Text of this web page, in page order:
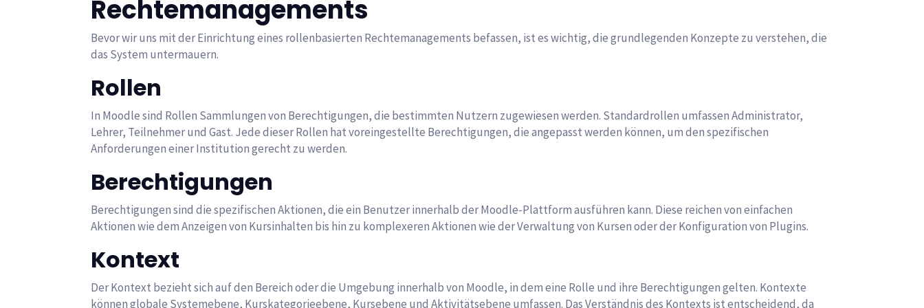
Rechtemanagements
Bevor wir uns mit der Einrichtung eines rollenbasierten Rechtemanagements befassen, ist es wichtig, die grundlegenden Konzepte zu verstehen, die
das System untermauern.
Rollen
In Moodle sind Rollen Sammlungen von Berechtigungen, die bestimmten Nutzern zugewiesen werden. Standardrollen umfassen Administrator,
Lehrer, Teilnehmer und Gast. Jede dieser Rollen hat voreingestellte Berechtigungen, die angepasst werden können, um den spezifischen
Anforderungen einer Institution gerecht zu werden.
Berechtigungen
Berechtigungen sind die spezifischen Aktionen, die ein Benutzer innerhalb der Moodle-Plattform ausführen kann. Diese reichen von einfachen
Aktionen wie dem Anzeigen von Kursinhalten bis hin zu komplexeren Aktionen wie der Verwaltung von Kursen oder der Konfiguration von Plugins.
Kontext
Der Kontext bezieht sich auf den Bereich oder die Umgebung innerhalb von Moodle, in dem eine Rolle und ihre Berechtigungen gelten. Kontexte
können globale Systemebene, Kurskategorieebene, Kursebene und Aktivitätsebene umfassen. Das Verständnis des Kontexts ist entscheidend, da